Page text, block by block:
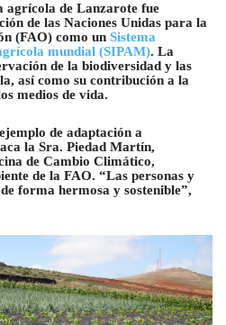
agrícola de Lanzarote fue
de las Naciones Unidas para la
(FAO) como un Sistema
mundial (SIPAM). La
de la biodiversidad y las
así como su contribución a la
medios de vida.
de adaptación a
la Sra. Piedad Martín,
de Cambio Climático,
de la FAO. “Las personas y
forma hermosa y sostenible”,